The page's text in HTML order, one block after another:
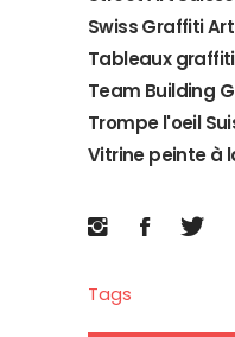
Swiss Graffiti
Tableaux
Team Building
Trompe l'oeil
Vitrine peinte à
Tags